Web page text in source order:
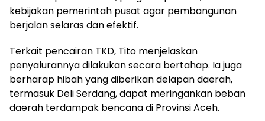
kebijakan pemerintah pusat agar pembangunan
berjalan selaras dan efektif.
Terkait pencairan TKD, Tito menjelaskan
penyalurannya dilakukan secara bertahap. Ia juga
berharap hibah yang diberikan delapan daerah,
termasuk Deli Serdang, dapat meringankan beban
daerah terdampak bencana di Provinsi Aceh.